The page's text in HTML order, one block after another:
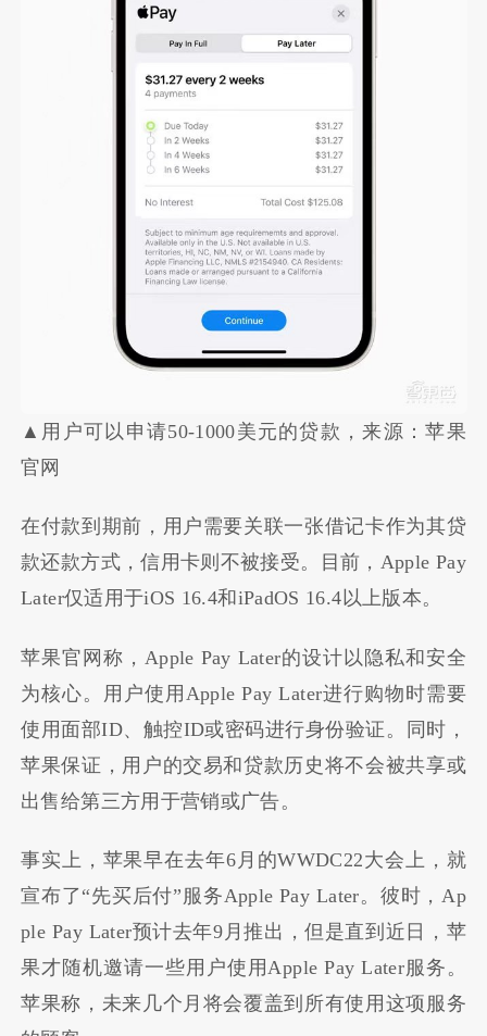
▲用户可以申请50-1000美元的贷款，来源：苹果
官网
在付款到期前，用户需要关联一张借记卡作为其贷
款还款方式，信用卡则不被接受。目前，Apple Pay
Later仅适用于iOS 16.4和iPadOS 16.4以上版本。
苹果官网称，Apple Pay Later的设计以隐私和安全
为核心。用户使用Apple Pay Later进行购物时需要
使用面部ID、触控ID或密码进行身份验证。同时，
苹果保证，用户的交易和贷款历史将不会被共享或
出售给第三方用于营销或广告。
事实上，苹果早在去年6月的WWDC22大会上，就
宣布了“先买后付”服务Apple Pay Later。彼时，Ap
ple Pay Later预计去年9月推出，但是直到近日，苹
果才随机邀请一些用户使用Apple Pay Later服务。
苹果称，未来几个月将会覆盖到所有使用这项服务